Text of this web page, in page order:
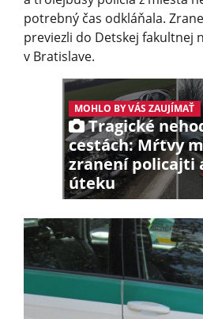
potrebný čas odkláňala.
previezli do Detskej fakultnej
v Bratislave.
MOHLO BY VÁS ZAUJÍMAŤ
Tragické
cestách: Mŕtvy
zranení policajti
úteku